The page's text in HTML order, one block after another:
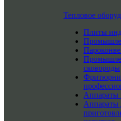
Тепловое
Плиты
сковороды
Аппараты
Аппараты